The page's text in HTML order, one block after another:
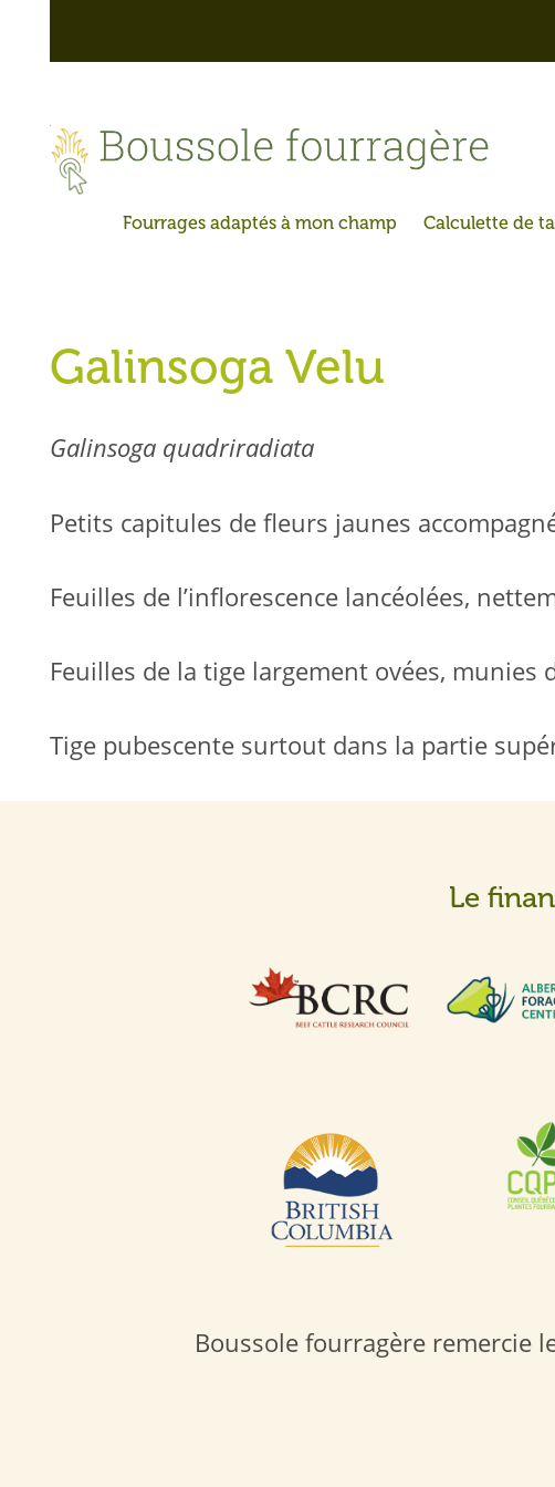
Galinsoga Velu
Galinsoga quadriradiata
Petits capitules de fleurs jaunes
Feuilles de l’inflorescence lancéolées,
Feuilles de la tige largement ovées, munies
Tige pubescente surtout dans la partie
Le
Boussole fourragère remercie